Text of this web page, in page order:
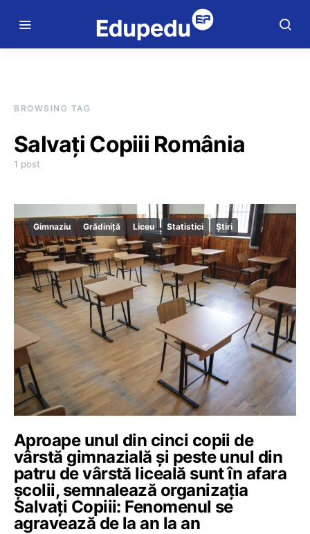
BROWSING TAG
Salvați Copiii România
1 post
Gimnaziu Grădiniță Liceu Statistici Știri
Aproape unul din cinci copii de
vârstă gimnazială și peste unul din
patru de vârstă liceală sunt în afara
școlii, semnalează organizația
Salvați Copiii: Fenomenul se
agravează de la an la an